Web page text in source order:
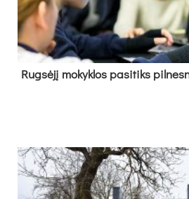
Rug­sė­jį mo­kyk­los pa­si­tiks